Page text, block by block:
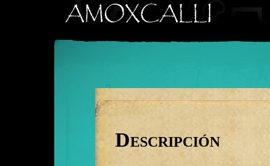
Descripción